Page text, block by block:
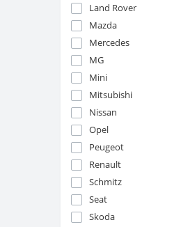
Land Rover
Mazda
Mercedes
MG
Mini
Mitsubishi
Nissan
Opel
Peugeot
Renault
Schmitz
Seat
Skoda